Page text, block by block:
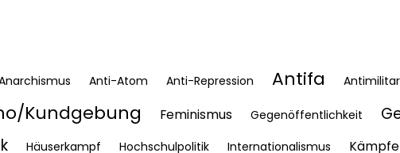
Anti-Atom Anti-Repression Antifa
Kundgebung Feminismus Gegenöffentlichkeit
Häuserkampf Hochschulpolitik Internationalismus